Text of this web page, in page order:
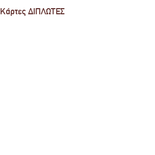
Κάρτες ΔΙΠΛΩΤΕΣ